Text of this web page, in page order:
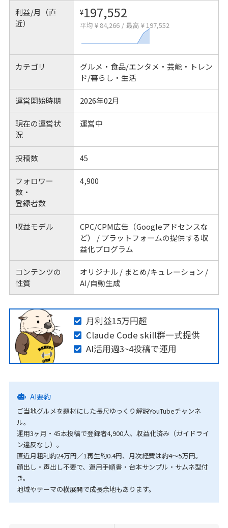
利益/月（直
近）
¥197,552
平均 ¥ 84,266 / 最高 ¥ 197,552
カテゴリ
グルメ・食品/エンタメ・芸能・トレン
ド/暮らし・生活
運営開始時期 2026年02月
現在の運営状
況
運営中
投稿数 45
フォロワー
数・
登録者数
4,900
収益モデル
CPC/CPM広告（Googleアドセンスな
ど） / プラットフォームの提供する収
益化プログラム
コンテンツの
性質
オリジナル / まとめ/キュレーション /
AI/自動生成
月利益15万円超
Claude Code skill群一式提供
AI活用週3~4投稿で運用
AI要約
ご当地グルメを題材にした長尺ゆっくり解説YouTubeチャンネ
ル。
運用3ヶ月・45本投稿で登録者4,900人、収益化済み（ガイドライ
ン違反なし）。
直近月粗利約24万円／1再生約0.4円、月次経費は約4〜5万円。
顔出し・声出し不要で、運用手順書・台本サンプル・サムネ型付
き。
地域やテーマの横展開で成長余地もあります。